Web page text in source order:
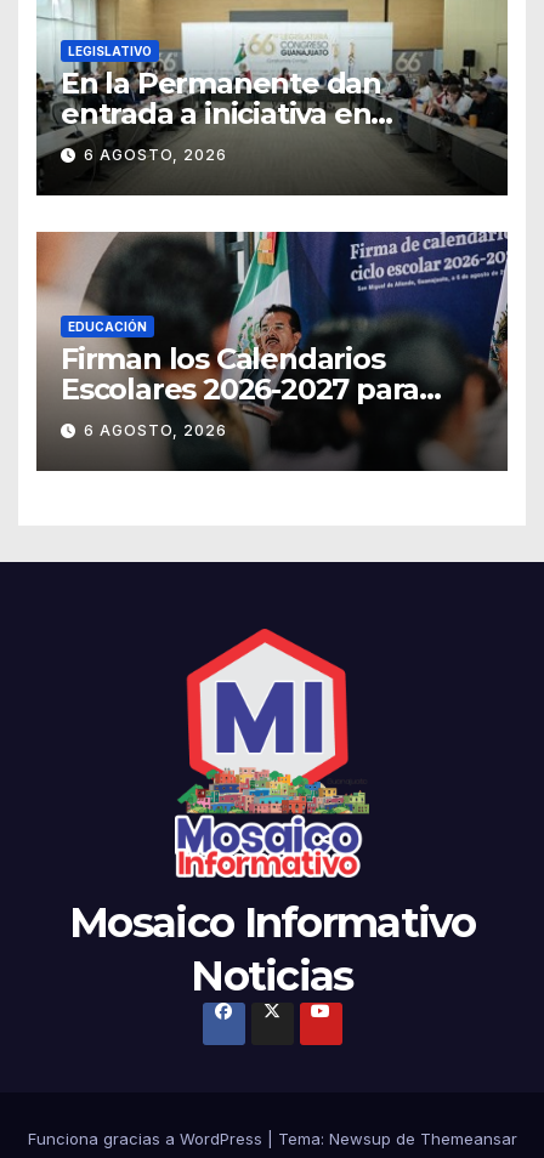
LEGISLATIVO
En la Permanente dan
entrada a iniciativa en
materia notarial
6 AGOSTO, 2026
EDUCACIÓN
Firman los Calendarios
Escolares 2026-2027 para
Guanajuato
6 AGOSTO, 2026
Mosaico Informativo
Noticias
Funciona gracias a WordPress Tema: Newsup de Themeansar